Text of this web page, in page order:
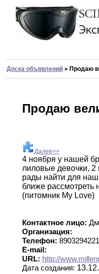
Доска объявлений » Продаю
Продаю
Далее>>
4 ноября у нашей
лиловые девочки, 2
рады найти для
ближе рассмотреть
(питомник My Love)
Контактное лицо:
Организация:
Телефон:
E-mail:
URL: http://
Дата создания: